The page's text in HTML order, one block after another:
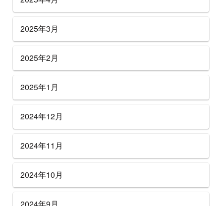
2025年3月
2025年2月
2025年1月
2024年12月
2024年11月
2024年10月
2024年9月